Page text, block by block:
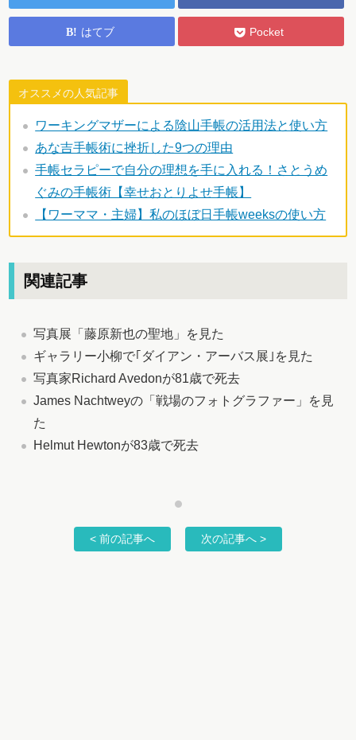
はてブ Pocket
オススメの人気記事
ワーキングマザーによる陰山手帳の活用法と使い方
あな吉手帳術に挫折した9つの理由
手帳セラピーで自分の理想を手に入れる！さとうめ
ぐみの手帳術【幸せおとりよせ手帳】
【ワーママ・主婦】私のほぼ日手帳weeksの使い方
関連記事
写真展「藤原新也の聖地」を見た
ギャラリー小柳で｢ダイアン・アーバス展｣を見た
写真家Richard Avedonが81歳で死去
James Nachtweyの「戦場のフォトグラファー」を見
た
Helmut Hewtonが83歳で死去
< 前の記事へ 次の記事へ >